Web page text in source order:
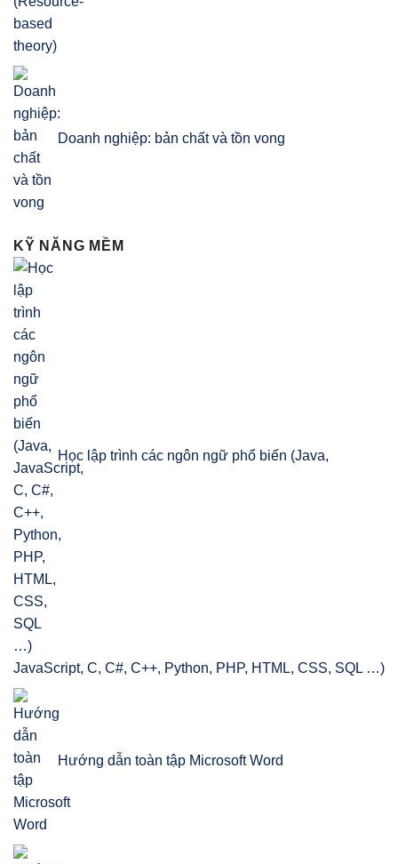
Doanh nghiệp: bản chất và tồn vong
KỸ NĂNG MỀM
Học lập trình các ngôn ngữ phổ biến (Java,
JavaScript, C, C#, C++, Python, PHP, HTML, CSS, SQL …)
Hướng dẫn toàn tập Microsoft Word